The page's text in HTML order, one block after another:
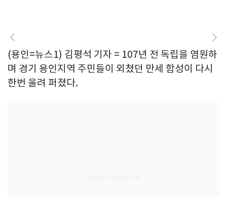
(용인=뉴스1) 김평석 기자 = 107년 전 독립을 염원하
며 경기 용인지역 주민들이 외쳤던 만세 함성이 다시
한번 울려 퍼졌다.